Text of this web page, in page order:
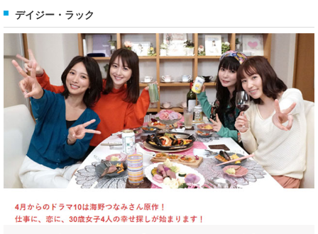
デイジー・ラック